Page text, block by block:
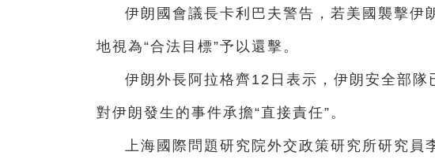
伊朗國會議長卡利巴夫警告，若美國襲擊伊
地視為“合法目標”予以還擊。
伊朗外長阿拉格齊12日表示，伊朗安全部
對伊朗發生的事件承擔“直接責任”。
上海國際問題研究院外交政策研究所研究員